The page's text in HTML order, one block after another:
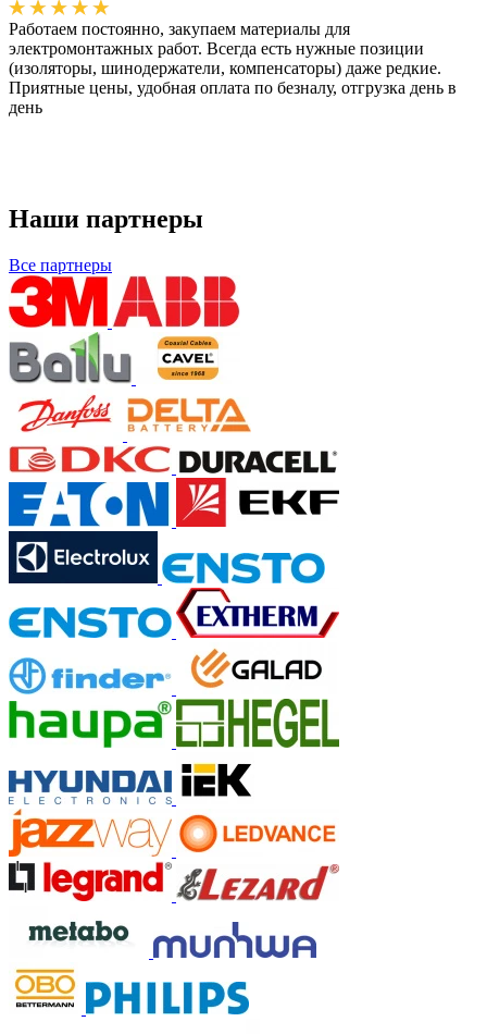
Работаем постоянно, закупаем материалы для
электромонтажных работ. Всегда есть нужные позиции
(изоляторы, шинодержатели, компенсаторы) даже редкие.
Приятные цены, удобная оплата по безналу, отгрузка день в
день
Наши партнеры
Все партнеры